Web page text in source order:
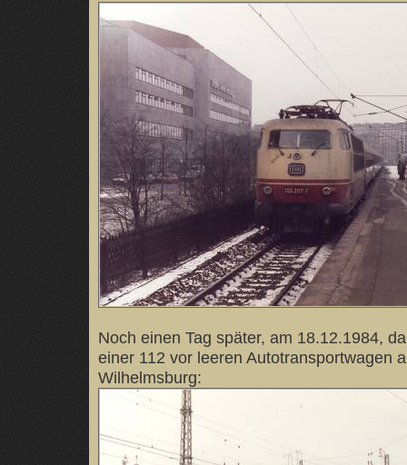
Noch einen Tag später, am 18.12.1984,
einer 112 vor leeren Autotransportwagen
Wilhelmsburg: